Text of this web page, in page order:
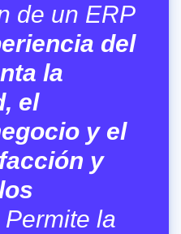
de un ERP
del
la
el
y el
y
Permite la